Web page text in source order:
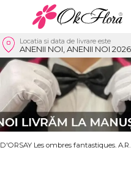
Locatia si data de livrare este
ANENII NOI, ANENII NOI
D'ORSAY Les ombres fantastiques.